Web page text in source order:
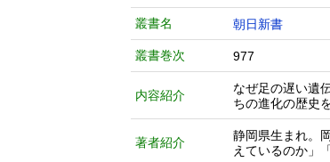
叢書名 朝日新書
叢書巻次 977
内容紹介
なぜ足の遅い遺
ちの進化の歴史
著者紹介
静岡県生まれ。
えているのか」